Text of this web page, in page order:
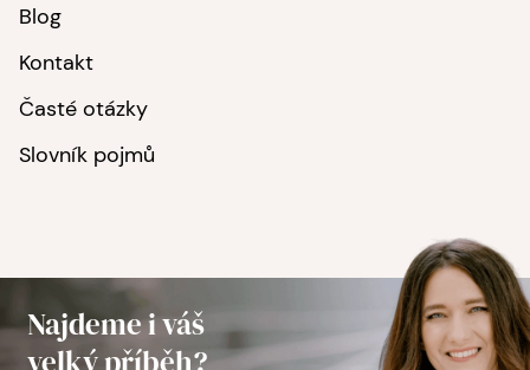
Blog
Kontakt
Časté otázky
Slovník pojmů
Najdeme i váš
velký příběh?